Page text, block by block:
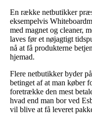
En række netbutikker
eksempelvis
med magnet og cleaner,
laves før et nøjagtigt
nå at få produkterne
hjemad.
Flere netbutikker byder
betinget af at man køber
foretrække den mest
hvad end man bor ved
vil blive at få leveret